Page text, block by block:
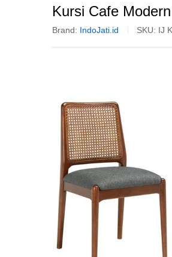
Kursi Cafe
Brand: IndoJati.id SKU: IJ